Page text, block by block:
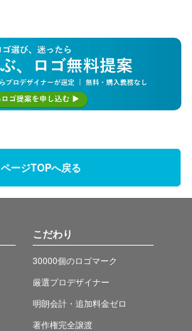
ページTOPへ戻る
こだわり
30000個のロゴマーク
厳選プロデザイナー
明朗会計・追加料金ゼロ
著作権完全譲渡